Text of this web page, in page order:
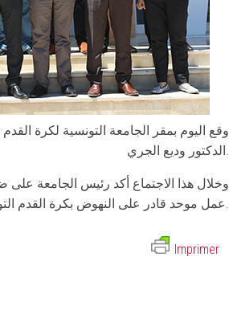
وقع اليوم بمقر الجامعة التونسية لكرة
الدكتور وديع الجري.
وخلال هذا الاجتماع أكد رئيس الجامعة
عمل موحد قادر على النهوض بكرة القدم التونسية.
Imprimer